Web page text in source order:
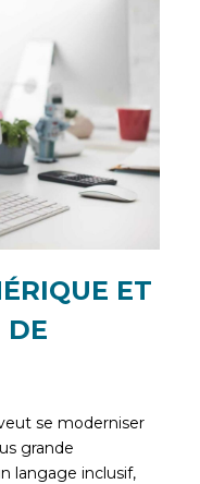
ET
DE
se moderniser
grande
langage inclusif,